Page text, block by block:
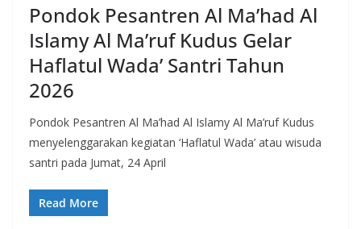
Pondok Pesantren Al Ma’had Al
Islamy Al Ma’ruf Kudus Gelar
Haflatul Wada’ Santri Tahun
2026
Pondok Pesantren Al Ma’had Al Islamy Al Ma’ruf Kudus
menyelenggarakan kegiatan ‘Haflatul Wada’ atau wisuda
santri pada Jumat, 24 April
Read More